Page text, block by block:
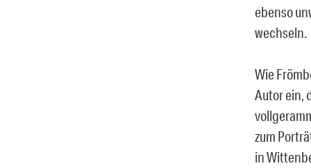
ebenso
wechseln.
Wie
Autor ein,
zum
in